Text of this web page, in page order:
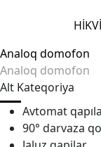
Analoq domofon
Analoq domofon
Alt Kateqoriya
Avtomat
90° darvaza